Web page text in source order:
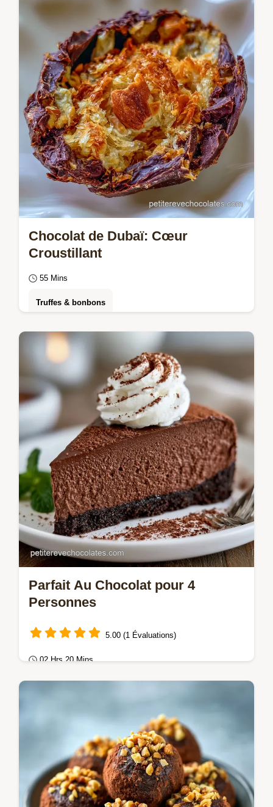
Préparez des rocky road chocolate fudge
cookies fondants. Cette recette cookies
rocky road inclut un guide de timing pas à
pas.
Chocolat de Dubaï: Cœur
Croustillant
55 Mins
Truffes & bonbons
Réalisez ce Chocolat de Dubaï avec notre
guide. Cette barre de chocolat dubai maison
inclut un guide de timing précis.
Parfait Au Chocolat pour 4
Personnes
5.00 (1 Évaluations)
02 Hrs 20 Mins
Mousses & crèmes
Savourez ce Parfait au chocolat onctueux.
Découvrez notre recette de verrines au
chocolat avec une checklist des erreurs
communes.